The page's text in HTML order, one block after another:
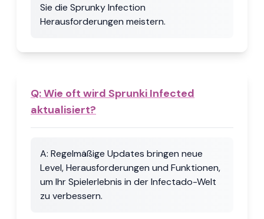
Sie die Sprunky Infection
Herausforderungen meistern.
Q:Wie oft wird Sprunki Infected
aktualisiert?
A: Regelmäßige Updates bringen neue
Level, Herausforderungen und Funktionen,
um Ihr Spielerlebnis in der Infectado-Welt
zu verbessern.